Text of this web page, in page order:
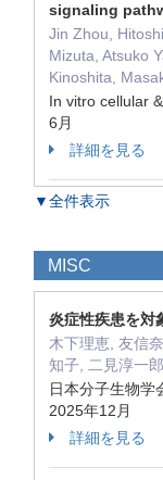
signaling
Jin Zhou,
Mizuta, Atsuko
Kinoshita,
In vitro cellular
6月
詳細を見る
▼全件表示
MISC
炎症性疾患を対
木下理恵, 友信
知子, 二見淳一
日本分子生物学
2025年12月
詳細を見る